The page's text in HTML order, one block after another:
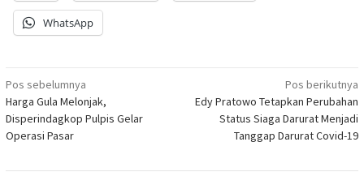
WhatsApp
Navigasi
pos
Pos sebelumnya
Harga Gula Melonjak,
Disperindagkop Pulpis Gelar
Operasi Pasar
Pos berikutnya
Edy Pratowo Tetapkan Perubahan
Status Siaga Darurat Menjadi
Tanggap Darurat Covid-19